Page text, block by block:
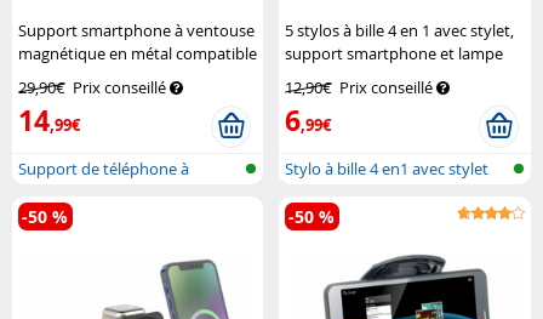
Support smartphone à ventouse
magnétique en métal compatible
29,90€ Prix conseillé
14,99€
Support de téléphone à
ventouse sou...
5 stylos à bille 4 en 1 avec stylet,
support smartphone et lampe
12,90€ Prix conseillé
6,99€
Stylo à bille 4 en1 avec stylet
-50 % -50 %